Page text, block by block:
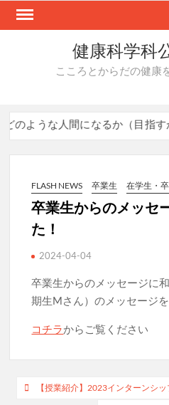
Skip
健康科学科
こころとからだの健康
のような人間になるか（目指す
FLASH NEWS 卒業生 在学生・
卒業生からのメッセ
た！
2024-04-04
卒業生からのメッセージに
期生Mさん）のメッセージを
コチラからご覧ください
投
【授業紹介】2023インターンシッ